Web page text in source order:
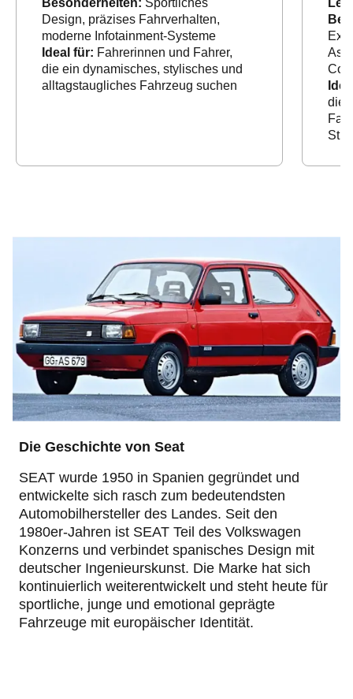
Besonderheiten: Sportliches
Design, präzises Fahrverhalten,
moderne Infotainment‑Systeme
Ideal für: Fahrerinnen und Fahrer,
die ein dynamisches, stylisches und
alltagstaugliches Fahrzeug suchen
die
Die Geschichte von Seat
SEAT wurde 1950 in Spanien gegründet und
entwickelte sich rasch zum bedeutendsten
Automobilhersteller des Landes. Seit den
1980er‑Jahren ist SEAT Teil des Volkswagen
Konzerns und verbindet spanisches Design mit
deutscher Ingenieurskunst. Die Marke hat sich
kontinuierlich weiterentwickelt und steht heute für
sportliche, junge und emotional geprägte
Fahrzeuge mit europäischer Identität.